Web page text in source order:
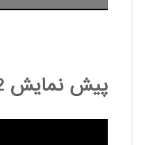
پیش نمایش 2 :